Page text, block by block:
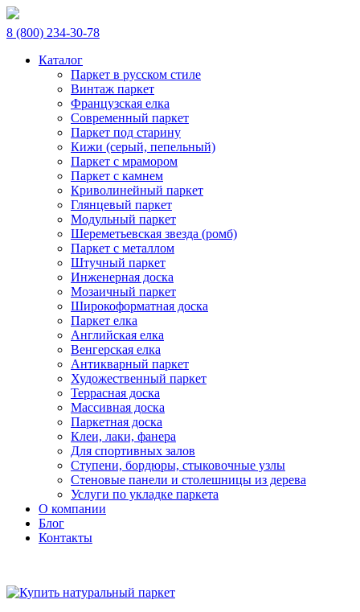
8 (800) 234-30-78
Каталог
Паркет в русском стиле
Винтаж паркет
Французская елка
Современный паркет
Паркет под старину
Кижи (серый, пепельный)
Паркет с мрамором
Паркет с камнем
Криволинейный паркет
Глянцевый паркет
Модульный паркет
Шереметьевская звезда (ромб)
Паркет с металлом
Штучный паркет
Инженерная доска
Мозаичный паркет
Широкоформатная доска
Паркет елка
Английская елка
Венгерская елка
Антикварный паркет
Художественный паркет
Террасная доска
Массивная доска
Паркетная доска
Клеи, лаки, фанера
Для спортивных залов
Ступени, бордюры, стыковочные узлы
Стеновые панели и столешницы из дерева
Услуги по укладке паркета
О компании
Блог
Контакты